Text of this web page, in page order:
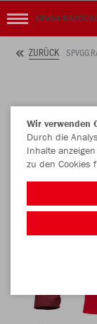
SPVGG
ZURÜCK SPVGG
Wir verwenden
Durch die
Inhalte
zu den Cookies